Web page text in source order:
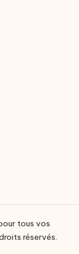
tous vos
réservés.